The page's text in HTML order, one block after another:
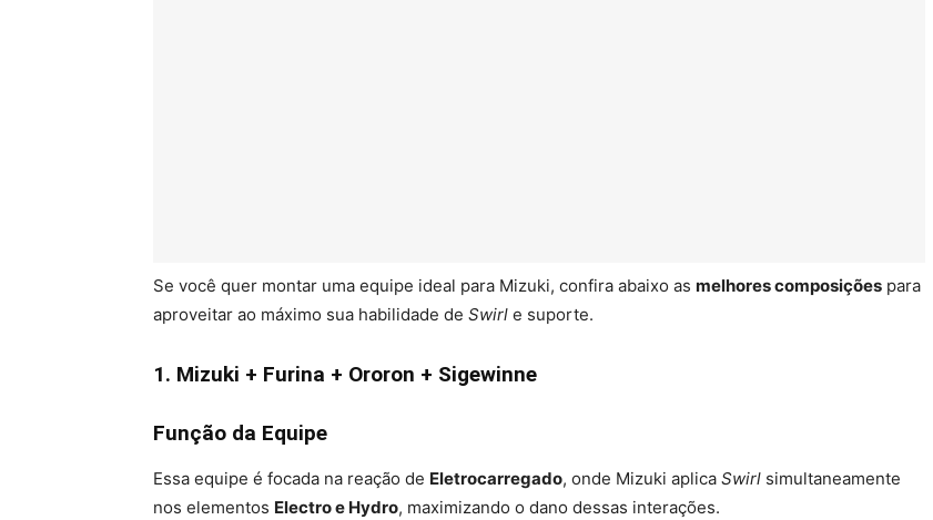
Se você quer montar uma equipe ideal para Mizuki, confira abaixo as melhores composições para
aproveitar ao máximo sua habilidade de Swirl e suporte.
1. Mizuki + Furina + Ororon + Sigewinne
Função da Equipe
Essa equipe é focada na reação de Eletrocarregado, onde Mizuki aplica Swirl simultaneamente
nos elementos Electro e Hydro, maximizando o dano dessas interações.